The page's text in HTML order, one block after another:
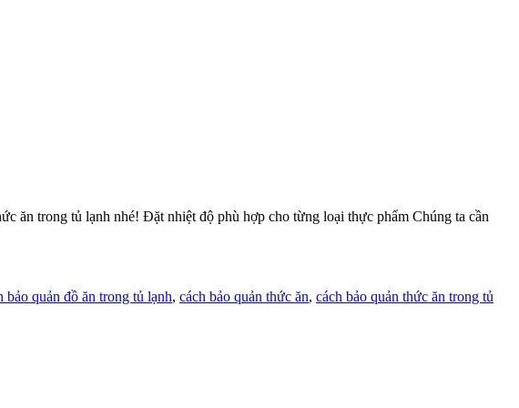
ăn trong tủ lạnh nhé! Đặt nhiệt độ phù hợp cho từng loại thực phẩm Chúng ta cần
bảo quản đồ ăn trong tủ lạnh, cách bảo quản thức ăn, cách bảo quản thức ăn trong tủ